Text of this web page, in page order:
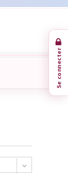
Se connecter